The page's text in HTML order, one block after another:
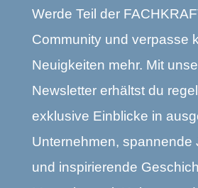
Werde Teil der
Community und verpasse
Neuigkeiten mehr. Mit
Newsletter erhältst du
exklusive Einblicke in
Unternehmen, spannende
und inspirierende